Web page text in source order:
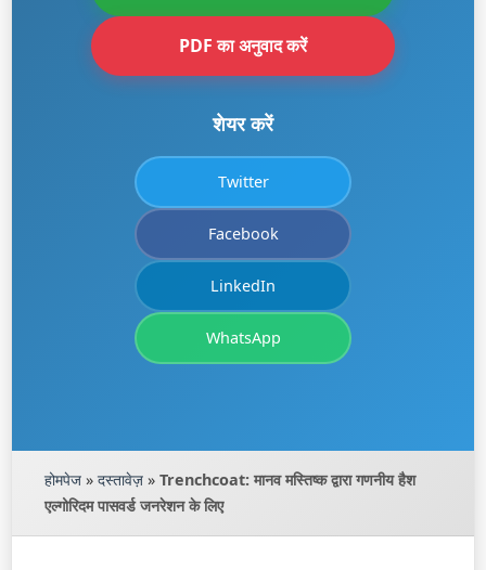
PDF का अनुवाद करें
शेयर करें
Twitter
Facebook
LinkedIn
WhatsApp
होमपेज » दस्तावेज़ » Trenchcoat: मानव मस्तिष्क द्वारा गणनीय हैश
एल्गोरिदम पासवर्ड जनरेशन के लिए